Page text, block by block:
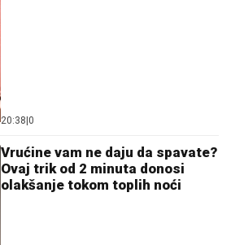
20:38|0
Vrućine vam ne daju da spavate?
Ovaj trik od 2 minuta donosi
olakšanje tokom toplih noći